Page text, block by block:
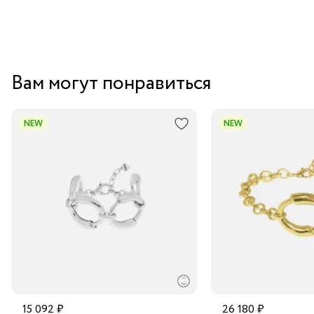
Вам могут понравиться
NEW
15 092 ₽
NEW
26 180 ₽